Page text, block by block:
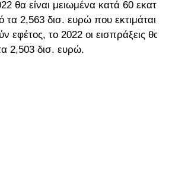
θα είναι μειωμένα κατά 60 εκατ.
2,563 δισ. ευρώ που εκτιμάται
εφέτος, το 2022 οι εισπράξεις θα
2,503 δισ. ευρώ.